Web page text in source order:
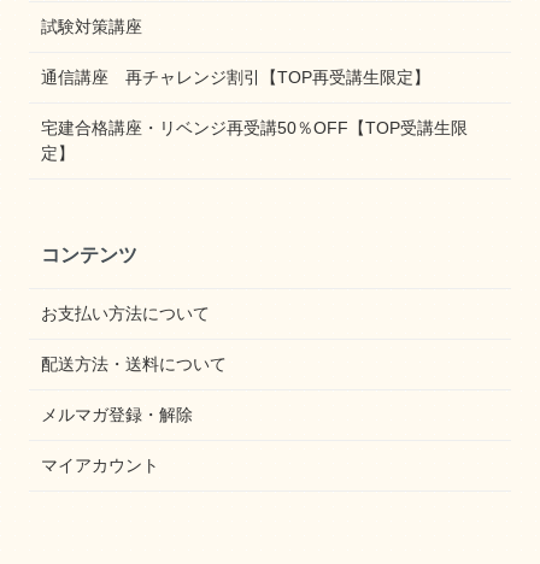
試験対策講座
通信講座 再チャレンジ割引【TOP再受講生限定】
宅建合格講座・リベンジ再受講50％OFF【TOP受講生限
定】
コンテンツ
お支払い方法について
配送方法・送料について
メルマガ登録・解除
マイアカウント